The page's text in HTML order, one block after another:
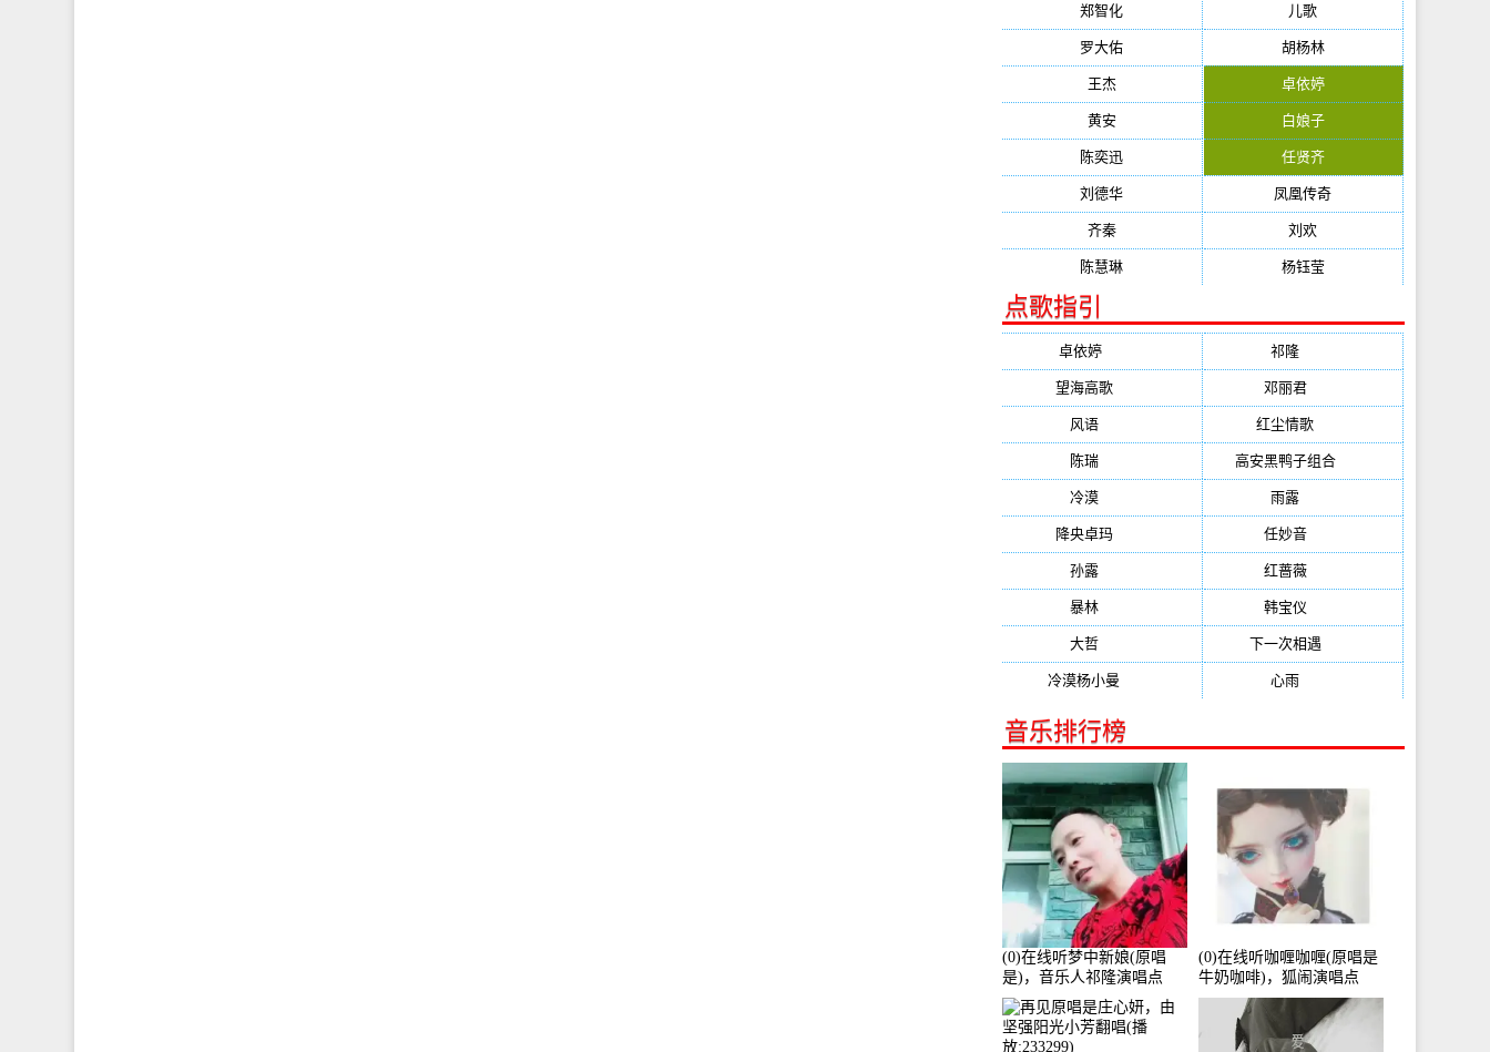
郑智化 儿歌
罗大佑 胡杨林
王杰 卓依婷
黄安 白娘子
陈奕迅 任贤齐
刘德华 凤凰传奇
齐秦 刘欢
陈慧琳 杨钰莹
点歌指引
卓依婷(1378) 祁隆
望海高歌(601) 邓丽君(555)
风语(543) 红尘情歌
陈瑞(459) 高安黑鸭子组合(388)
冷漠(355) 雨露
降央卓玛(347) 任妙音(321)
孙露(321) 红蔷薇(311)
暴林(304) 韩宝仪
大哲(247) 下一次相遇
冷漠杨小曼 心雨
音乐排行榜
(0)在线听梦中新娘(原唱
是)，音乐人祁隆演唱点
播:2713192次
(0)在线听咖喱咖喱(原唱是
牛奶咖啡)，狐闹演唱点
播:287579次